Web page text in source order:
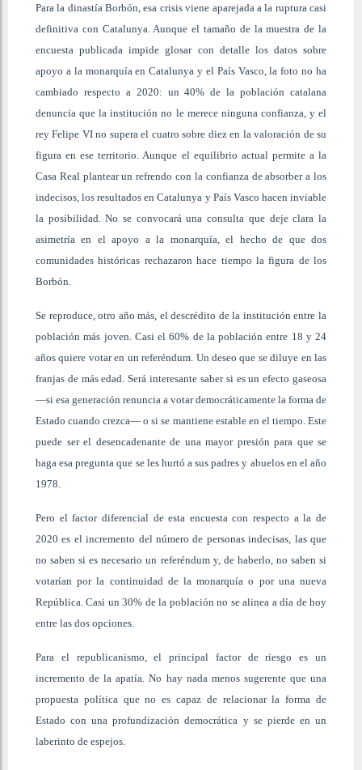
Para la dinastía Borbón, esa crisis viene aparejada a la ruptura casi
definitiva con Catalunya. Aunque el tamaño de la muestra de la
encuesta publicada impide glosar con detalle los datos sobre
apoyo a la monarquía en Catalunya y el País Vasco, la foto no ha
cambiado respecto a 2020: un 40% de la población catalana
denuncia que la institución no le merece ninguna confianza, y el
rey Felipe VI no supera el cuatro sobre diez en la valoración de su
figura en ese territorio. Aunque el equilibrio actual permite a la
Casa Real plantear un refrendo con la confianza de absorber a los
indecisos, los resultados en Catalunya y País Vasco hacen inviable
la posibilidad. No se convocará una consulta que deje clara la
asimetría en el apoyo a la monarquía, el hecho de que dos
comunidades históricas rechazaron hace tiempo la figura de los
Borbón.
Se reproduce, otro año más, el descrédito de la institución entre la
población más joven. Casi el 60% de la población entre 18 y 24
años quiere votar en un referéndum. Un deseo que se diluye en las
franjas de más edad. Será interesante saber si es un efecto gaseosa
—si esa generación renuncia a votar democráticamente la forma de
Estado cuando crezca— o si se mantiene estable en el tiempo. Este
puede ser el desencadenante de una mayor presión para que se
haga esa pregunta que se les hurtó a sus padres y abuelos en el año
1978.
Pero el factor diferencial de esta encuesta con respecto a la de
2020 es el incremento del número de personas indecisas, las que
no saben si es necesario un referéndum y, de haberlo, no saben si
votarían por la continuidad de la monarquía o por una nueva
República. Casi un 30% de la población no se alinea a día de hoy
entre las dos opciones.
Para el republicanismo, el principal factor de riesgo es un
incremento de la apatía. No hay nada menos sugerente que una
propuesta política que no es capaz de relacionar la forma de
Estado con una profundización democrática y se pierde en un
laberinto de espejos.